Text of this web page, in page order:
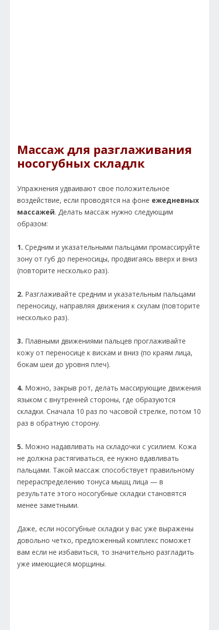
Массаж для разглаживания
носогубных складлк
Упражнения удваивают свое положительное
воздействие, если проводятся на фоне ежедневных
массажей. Делать массаж нужно следующим
образом:
1. Средним и указательными пальцами промассируйте
зону от губ до переносицы, продвигаясь вверх и вниз
(повторите несколько раз).
2. Разглаживайте средним и указательным пальцами
переносицу, направляя движения к скулам (повторите
несколько раз).
3. Плавными движениями пальцев проглаживайте
кожу от переносице к вискам и вниз (по краям лица,
бокам шеи до уровня плеч).
4. Можно, закрыв рот, делать массирующие движения
языком с внутренней стороны, где образуются
складки. Сначала 10 раз по часовой стрелке, потом 10
раз в обратную сторону.
5. Можно надавливать на складочки с усилием. Кожа
не должна растягиваться, ее нужно вдавливать
пальцами. Такой массаж способствует правильному
перераспределению тонуса мышц лица — в
результате этого носогубные складки становятся
менее заметными.
Даже, если носогубные складки у вас уже выражены
довольно четко, предложенный комплекс поможет
вам если не избавиться, то значительно разгладить
уже имеющиеся морщины.